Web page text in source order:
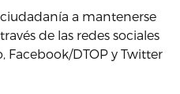
a mantenerse
de las redes sociales
Facebook/DTOP y Twitter